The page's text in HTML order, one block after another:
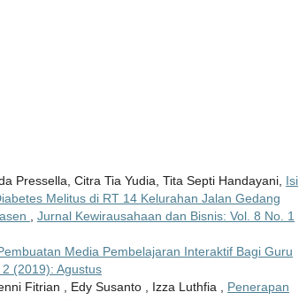
Pressella, Citra Tia Yudia, Tita Septi Handayani, Isi
Melitus di RT 14 Kelurahan Jalan Gedang
, Jurnal Kewirausahaan dan Bisnis: Vol. 8 No. 1
Media Pembelajaran Interaktif Bagi Guru
(2019): Agustus
Fitrian , Edy Susanto , Izza Luthfia , Penerapan